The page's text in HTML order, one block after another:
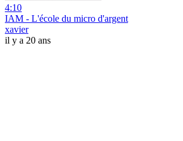
4:10
IAM - L'école du micro d'argent
xavier
il y a 20 ans